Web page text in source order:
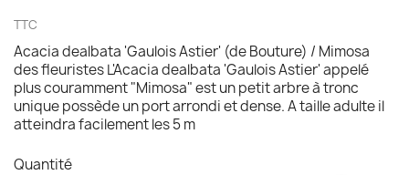
TTC
Acacia dealbata 'Gaulois Astier' (de Bouture) / Mimosa
des fleuristes L'Acacia dealbata 'Gaulois Astier' appelé
plus couramment "Mimosa" est un petit arbre à tronc
unique possède un port arrondi et dense. A taille adulte il
atteindra facilement les 5 m
Quantité